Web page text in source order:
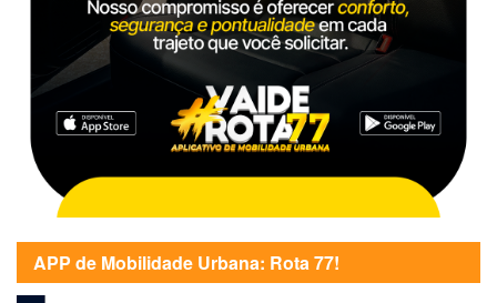
APP de Mobilidade Urbana: Rota 77!